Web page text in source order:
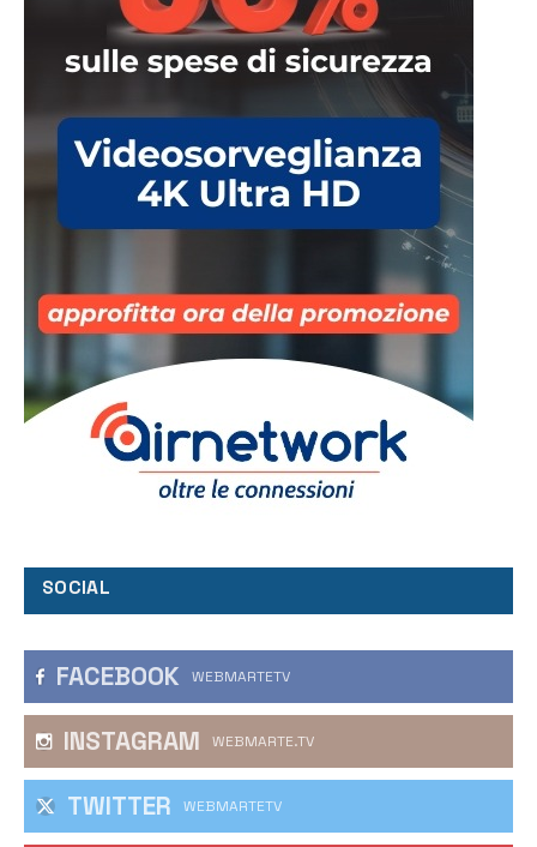
SOCIAL
FACEBOOK WEBMARTETV
INSTAGRAM WEBMARTE.TV
TWITTER WEBMARTETV